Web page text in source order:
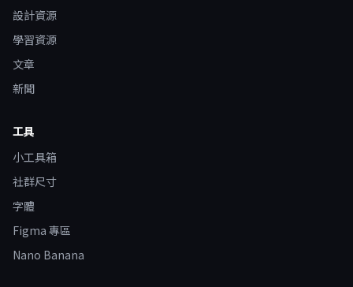
設計資源
學習資源
文章
新聞
工具
小工具箱
社群尺寸
字體
Figma 專區
Nano Banana